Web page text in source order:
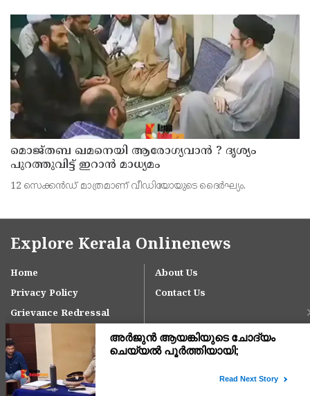
മൊജ്തബ ഖമനെയി ആരോഗ്യവാന്‍ ? ദൃശ്യം
പുറത്തുവിട്ട് ഇറാന്‍ മാധ്യമം
12 സെക്കന്‍ഡ് മാത്രമാണ് വീഡിയോയുടെ ദൈര്‍ഘ്യം.
Explore Kerala Onlinenews
Home
About Us
Privacy Policy
Contact Us
Grievance Redressal